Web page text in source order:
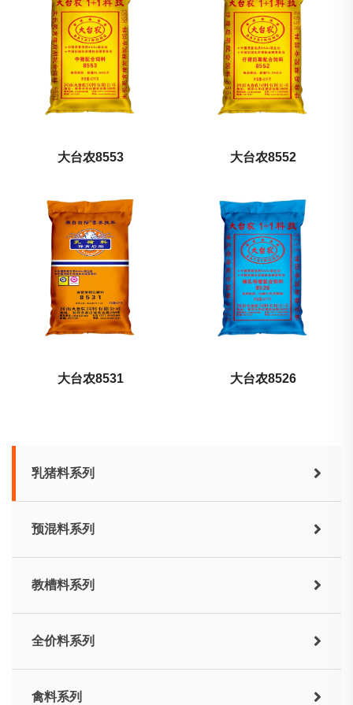
乳猪料系列
预混料系列
教槽料系列
全价料系列
禽料系列
大台农8553 大台农8552
大台农8531 大台农8526